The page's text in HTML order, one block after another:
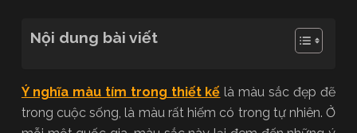
Nội dung bài viết
Ý nghĩa màu tím trong thiết kế là màu sắc đẹp đẽ
trong cuộc sống, là màu rất hiếm có trong tự nhiên. Ở